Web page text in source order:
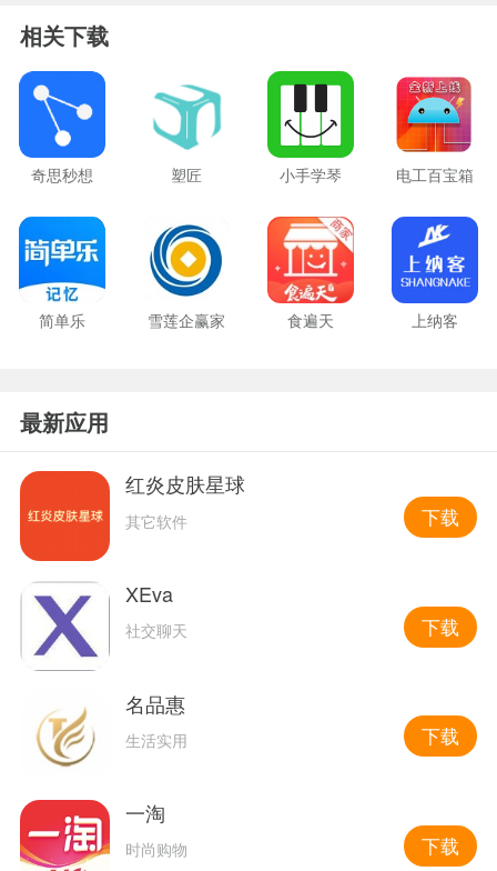
相关下载
奇思秒想 塑匠 小手学琴 电工百宝箱
简单乐 雪莲企赢家 食遍天 上纳客
最新应用
红炎皮肤星球
其它软件 下载
XEva
社交聊天 下载
名品惠
生活实用 下载
一淘
时尚购物 下载